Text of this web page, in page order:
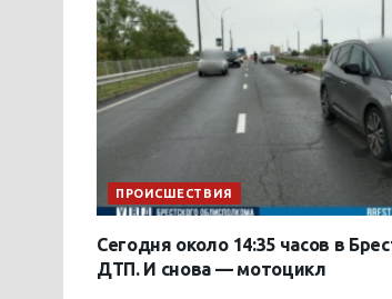
ПРОИСШЕСТВИЯ
Сегодня около 14:35 часов в
ДТП. И снова — мотоцикл